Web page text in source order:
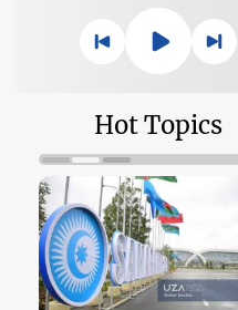
Hot Topics